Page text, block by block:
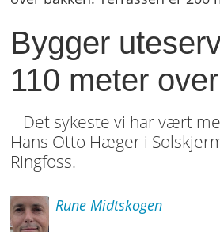
Bygger
110 meter
– Det sykeste vi har vært
Hans Otto Hæger i
Ringfoss.
Rune Midtskogen